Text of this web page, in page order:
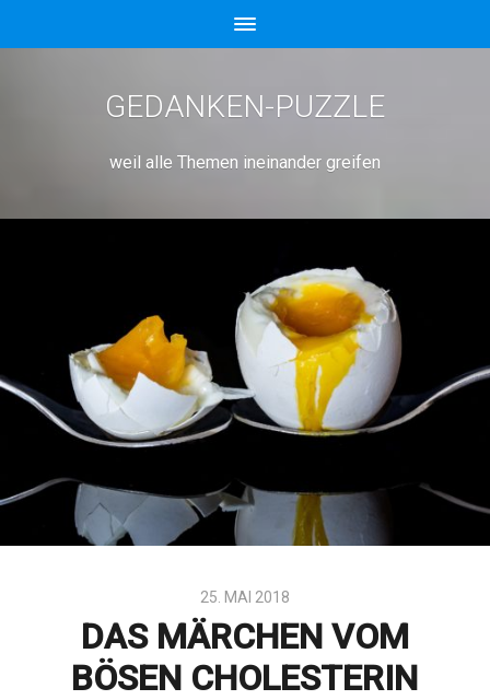
GEDANKEN-PUZZLE
weil alle Themen ineinander greifen
25. MAI 2018
DAS MÄRCHEN VOM
BÖSEN CHOLESTERIN